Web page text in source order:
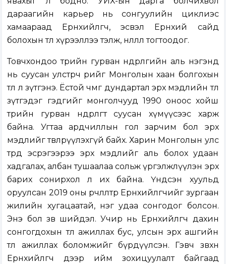
дараагийн карьер нь сонгуулийн циклиэс
хамаараад Ерөнхийлөгч, эсвэл Ерөнхий сайд
болохын төлөө хүрээллээ тэлж, нөлөөллөө тогтоодог.
Товчхондоо төрийн гурван өндөрлөгийн аль нэгэнд
нь суусан улстөрч өөрийгөө Монголын хаан болгохын
төлөө л зүтгэнэ. Ёстой чөмгөө дундартал эрх мэдлийн төлөө
зүтгэдэг гэдгийг монголчууд 1990 оноос хойш
төрийн гурван өндөрлөгт суусан хүмүүсээс харж
байна. Угтаа ардчиллын гол зарчим бол эрх
мэдлийг төвлөрүүлэхгүй байх. Харин Монголын улс
төрд эсрэгээрээ эрх мэдлийг аль болох удаан
хадгалах, албан тушаалаа сольж үргэлжлүүлэн эрх
барих сонирхол л их байна. Үндсэн хуульд
оруулсан 2019 оны өөрчлөлтөөр Ерөнхийлөгчийг зургаан
жилийн хугацаатай, нэг удаа сонгодог болсон.
Энэ бол зөв шийдэл. Учир нь Ерөнхийлөгч дахин
сонгогдохын төлөө ажиллах бус, улсын эрх ашгийн
төлөө ажиллах боломжийг бүрдүүлсэн. Гэвч зөвхөн
Ерөнхийлөгч дээр ийм зохицуулалт байгаад